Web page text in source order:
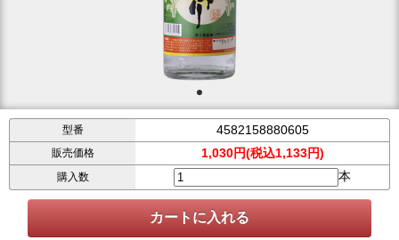
型番 4582158880605
販売価格 1,030円(税込1,133円)
購入数 本